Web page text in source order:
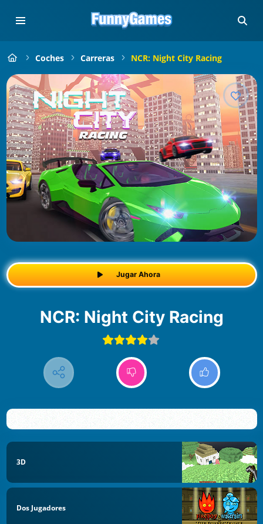
Coches Carreras NCR: Night City Racing
Jugar Ahora
NCR: Night City Racing
3D
Dos Jugadores